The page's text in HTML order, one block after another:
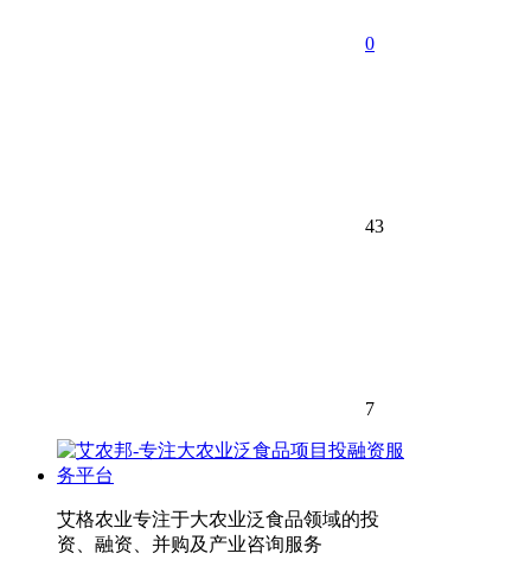
0
43
7
艾格农业专注于大农业泛食品领域的投
资、融资、并购及产业咨询服务